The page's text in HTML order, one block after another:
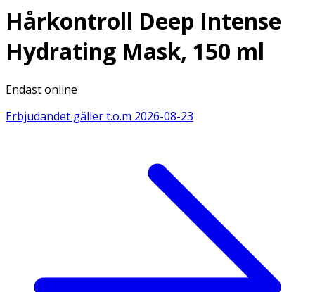
Hårkontroll Deep Intense
Hydrating Mask, 150 ml
Endast online
Erbjudandet gäller t.o.m 2026-08-23